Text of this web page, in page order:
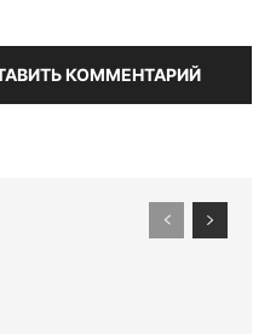
КОММЕНТАРИЙ